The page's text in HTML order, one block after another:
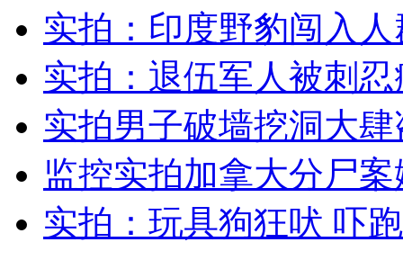
女孩北京地铁殴打老人 痛下狠手拳打脚踢
无痛分娩是否安全 医生回应
外交部：反对强权政治霸凌主义
外交部：有关国家言论片面不公正
实拍：印度野豹闯入
实拍：退伍军人被刺
实拍男子破墙挖洞大
监控实拍加拿大分尸
实拍：玩具狗狂吠 吓